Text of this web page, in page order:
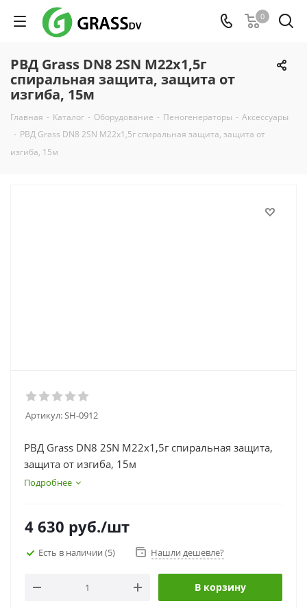
0
РВД Grass DN8 2SN М22х1,5г
спиральная защита, защита от
изгиба, 15м
Главная - Каталог - Оборудование - Пеногенераторы - Аксессуары
- РВД Grass DN8 2SN М22х1,5г спиральная защита, защита от
изгиба, 15м
Артикул:SH-0912
РВД Grass DN8 2SN М22х1,5г спиральная защита,
защита от изгиба, 15м
Подробнее
4 630 руб./шт
Есть в наличии (5) Нашли дешевле?
В корзину